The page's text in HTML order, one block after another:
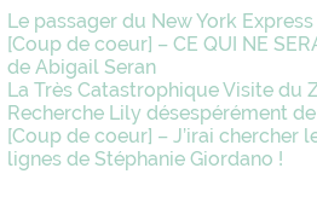
Le passager du New York
[Coup de coeur] – CE QUI NE
de Abigail Seran
La Très Catastrophique Visite du
Recherche Lily désespérément
[Coup de coeur] – J’irai chercher
lignes de Stéphanie Giordano !